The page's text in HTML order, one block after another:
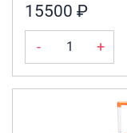
15500 ₽
- +